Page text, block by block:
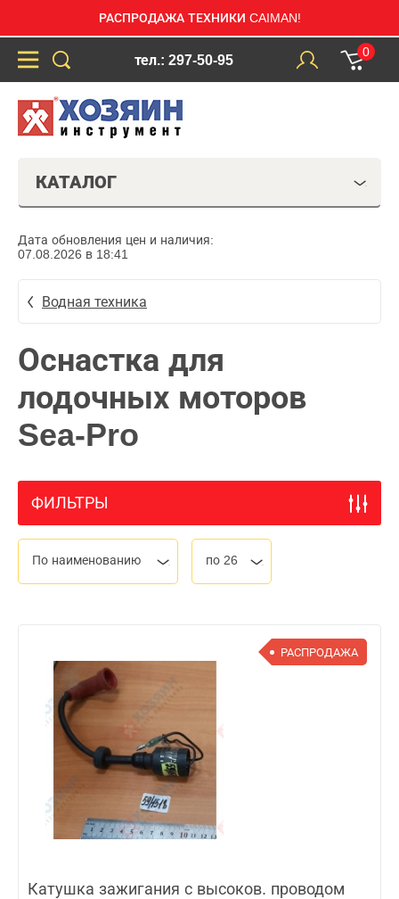
РАСПРОДАЖА ТЕХНИКИ CAIMAN!
тел.: 297-50-95
0
КАТАЛОГ
Дата обновления цен и наличия:
07.08.2026 в 18:41
Водная техника
Оснастка для
лодочных моторов
Sea-Pro
ФИЛЬТРЫ
По наименованию по 26
РАСПРОДАЖА
Катушка зажигания с высоков. проводом